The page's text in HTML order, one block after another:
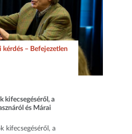
kérdés – Befejezetlen
kifecsegéséről, a
és Márai
kifecsegéséről, a